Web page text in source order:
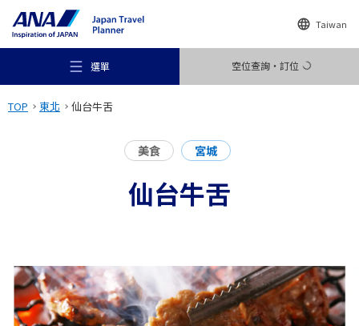
Taiwan
選單 空位查詢・訂位
目的地
TOP 東北 仙台牛舌
美食 宮城
仙台牛舌